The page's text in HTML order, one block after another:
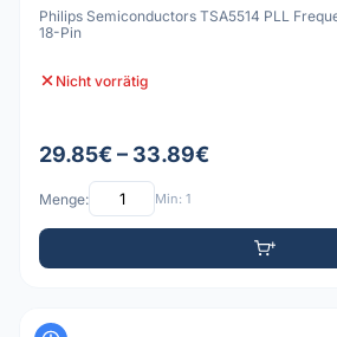
Philips Semiconductors TSA5514 PLL
18-Pin
Nicht vorrätig
29.85€ – 33.89€
Menge: Min: 1